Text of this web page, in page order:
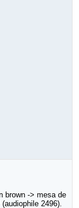
brown -> mesa de
2496).